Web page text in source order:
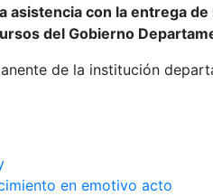
asistencia con la entrega
del Gobierno
de la institución
en emotivo acto